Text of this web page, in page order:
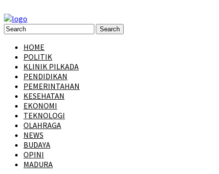
HOME
POLITIK
KLINIK PILKADA
PENDIDIKAN
PEMERINTAHAN
KESEHATAN
EKONOMI
TEKNOLOGI
OLAHRAGA
NEWS
BUDAYA
OPINI
MADURA